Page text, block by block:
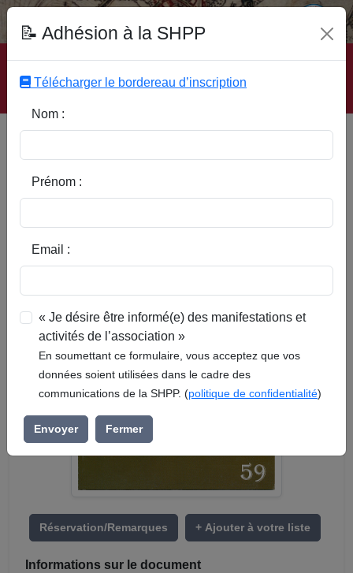
Accueil | Site SHPP | Auteurs | Editeurs | Rubriques |
Sous-Rubriques | Mots-Clefs | Contact
Coutiches : Les graines
Réservation/Remarques + Ajouter à votre liste
Informations sur le document
📝 Adhésion à la SHPP
Télécharger le bordereau d’inscription
Nom :
Prénom :
Email :
« Je désire être informé(e) des manifestations et
activités de l’association »
En soumettant ce formulaire, vous acceptez que vos
données soient utilisées dans le cadre des
communications de la SHPP. (politique de confidentialité)
Envoyer Fermer